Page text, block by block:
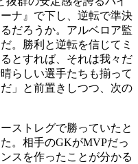
ナ』で下し、逆転で準決
だろうか。アルベロア監
。勝利と逆転を信じてミ
とすれば、それは我々だ
らしい選手たちも揃って
」と前置きしつつ、次の
ストレグで勝っていたと
。相手のGKがMVPだっ
スを作ったことが分かる